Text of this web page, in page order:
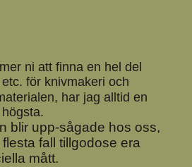
ni att finna en hel del
för knivmakeri och
har jag alltid en
blir upp-sågade hos oss,
fall tillgodose era
mått.